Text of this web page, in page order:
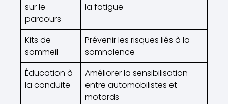
sur le
parcours
la fatigue
Kits de
sommeil
Prévenir les risques liés à la
somnolence
Éducation à
la conduite
Améliorer la sensibilisation
entre automobilistes et
motards